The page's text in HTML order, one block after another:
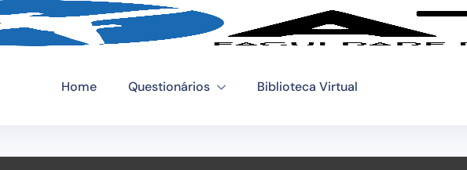
Home Questionários Biblioteca Virtual